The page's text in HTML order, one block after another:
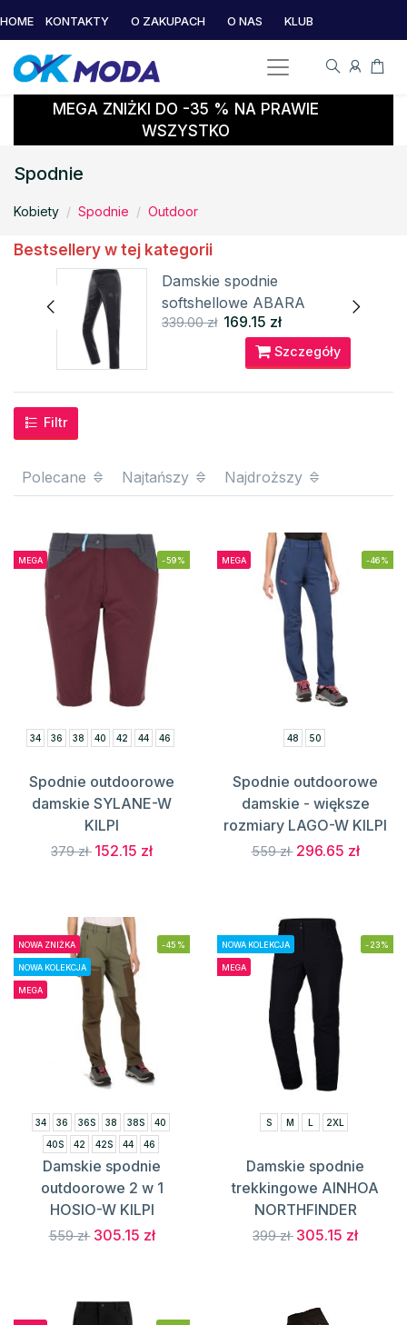
HOME KONTAKTY O ZAKUPACH O NAS KLUB
MEGA ZNIŻKI DO -35 % NA PRAWIE
WSZYSTKO
Spodnie
Kobiety Spodnie Outdoor
Bestsellery w tej kategorii
Damskie spodnie
softshellowe ABARA
ALPINE PRO
339.00 zł 169.15 zł
Szczegóły
Filtr
Polecane Najtańszy Najdroższy
MEGA -59%
34 36 38 40 42 44 46
Spodnie outdoorowe
damskie SYLANE-W
KILPI
379 zł 152.15 zł
MEGA -46%
48 50
Spodnie outdoorowe
damskie - większe
rozmiary LAGO-W KILPI
559 zł 296.65 zł
NOWA ZNIŻKA
NOWA KOLEKCJA
MEGA
-45%
34 36 36S 38 38S
40
40S
42 42S 44 46
Damskie spodnie
outdoorowe 2 w 1
HOSIO-W KILPI
559 zł 305.15 zł
NOWA KOLEKCJA
MEGA
-23%
S M L 2XL
Damskie spodnie
trekkingowe AINHOA
NORTHFINDER
399 zł 305.15 zł